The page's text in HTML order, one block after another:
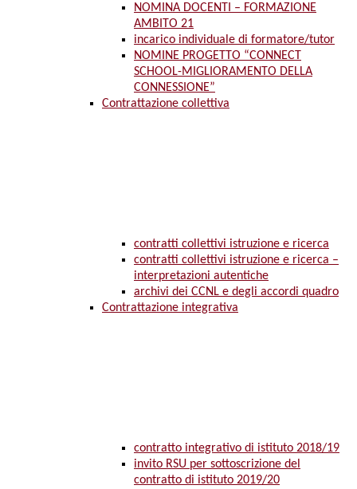
NOMINA DOCENTI – FORMAZIONE
AMBITO 21
incarico individuale di formatore/tutor
NOMINE PROGETTO “CONNECT
SCHOOL-MIGLIORAMENTO DELLA
CONNESSIONE”
Contrattazione collettiva
contratti collettivi istruzione e ricerca
contratti collettivi istruzione e ricerca –
interpretazioni autentiche
archivi dei CCNL e degli accordi quadro
Contrattazione integrativa
contratto integrativo di istituto 2018/19
invito RSU per sottoscrizione del
contratto di istituto 2019/20